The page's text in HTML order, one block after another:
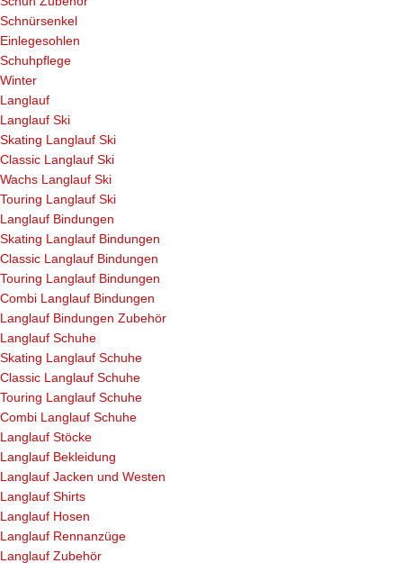
Schnürsenkel
Einlegesohlen
Schuhpflege
Winter
Langlauf
Langlauf Ski
Skating Langlauf Ski
Classic Langlauf Ski
Wachs Langlauf Ski
Touring Langlauf Ski
Langlauf Bindungen
Skating Langlauf Bindungen
Classic Langlauf Bindungen
Touring Langlauf Bindungen
Combi Langlauf Bindungen
Langlauf Bindungen Zubehör
Langlauf Schuhe
Skating Langlauf Schuhe
Classic Langlauf Schuhe
Touring Langlauf Schuhe
Combi Langlauf Schuhe
Langlauf Stöcke
Langlauf Bekleidung
Langlauf Jacken und Westen
Langlauf Shirts
Langlauf Hosen
Langlauf Rennanzüge
Langlauf Zubehör